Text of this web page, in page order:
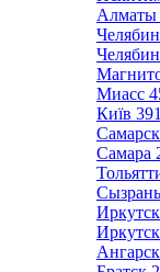
Алматы
Миасс
Київ 391
Самара
Сызрань
Иркутск
Ангарск